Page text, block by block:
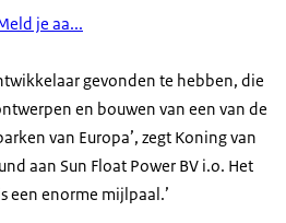
je aa...
gevonden te hebben, die
en bouwen van een van de
van Europa’, zegt Koning van
aan Sun Float Power BV i.o. Het
een enorme mijlpaal.’